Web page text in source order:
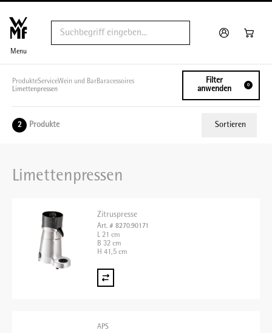
Menu
ProdukteServiceWein und BarBaracessoires
Limettenpressen
Filter
anwenden
0
2 Produkte Sortieren
Limettenpressen
Zitruspresse
Art. # 8270.90171
L 21 cm
B 32 cm
H 41,5 cm
APS